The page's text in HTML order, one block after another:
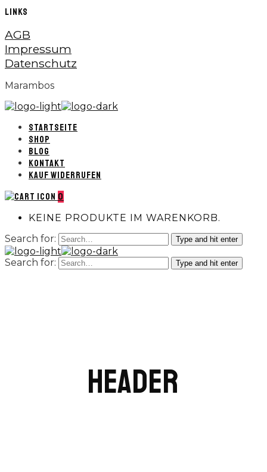
LINKS
AGB
Impressum
Datenschutz
Marambos
STARTSEITE
SHOP
BLOG
KONTAKT
KAUF WIDERRUFEN
0
KEINE PRODUKTE IM WARENKORB.
Search for:
Type and hit enter
Search for: Type and hit enter
HEADER